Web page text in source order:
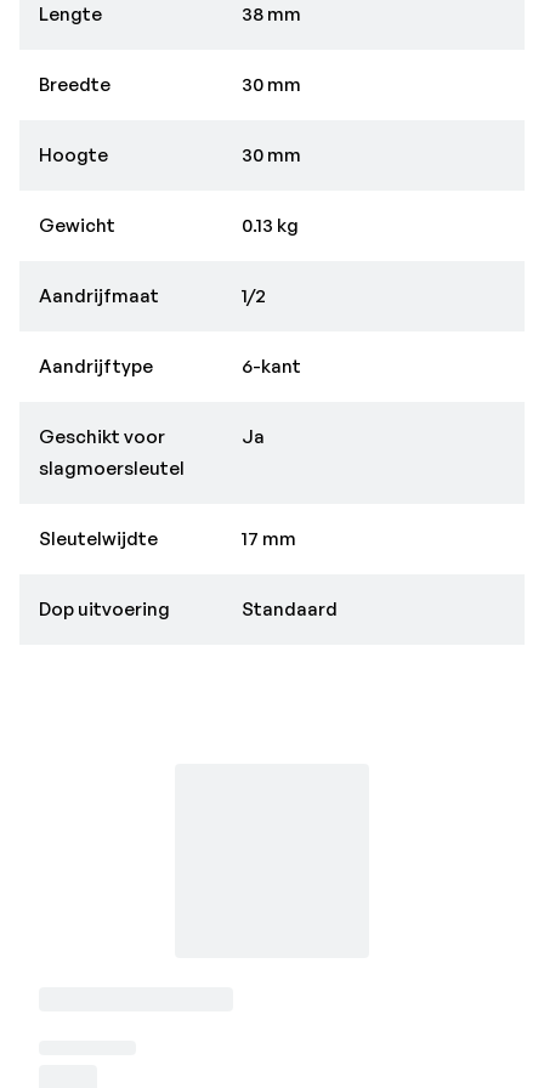
Lengte 38 mm
Breedte 30 mm
Hoogte 30 mm
Gewicht 0.13 kg
Aandrijfmaat 1/2
Aandrijftype 6-kant
Geschikt voor
slagmoersleutel
Ja
Sleutelwijdte 17 mm
Dop uitvoering Standaard